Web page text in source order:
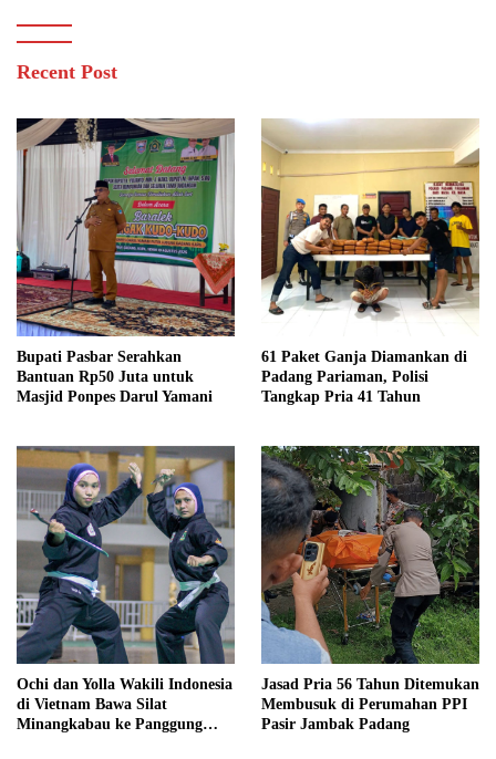
Recent Post
Bupati Pasbar Serahkan
Bantuan Rp50 Juta untuk
Masjid Ponpes Darul Yamani
61 Paket Ganja Diamankan di
Padang Pariaman, Polisi
Tangkap Pria 41 Tahun
Ochi dan Yolla Wakili Indonesia
di Vietnam Bawa Silat
Minangkabau ke Panggung
Jasad Pria 56 Tahun Ditemukan
Membusuk di Perumahan PPI
Pasir Jambak Padang